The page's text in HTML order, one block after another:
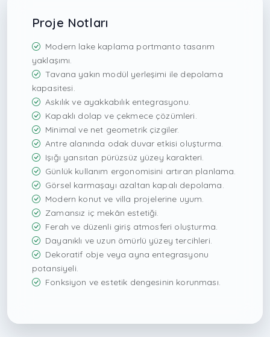
Proje Notları
Modern lake kaplama portmanto tasarım
yaklaşımı.
Tavana yakın modül yerleşimi ile depolama
kapasitesi.
Askılık ve ayakkabılık entegrasyonu.
Kapaklı dolap ve çekmece çözümleri.
Minimal ve net geometrik çizgiler.
Antre alanında odak duvar etkisi oluşturma.
Işığı yansıtan pürüzsüz yüzey karakteri.
Günlük kullanım ergonomisini artıran planlama.
Görsel karmaşayı azaltan kapalı depolama.
Modern konut ve villa projelerine uyum.
Zamansız iç mekân estetiği.
Ferah ve düzenli giriş atmosferi oluşturma.
Dayanıklı ve uzun ömürlü yüzey tercihleri.
Dekoratif obje veya ayna entegrasyonu
potansiyeli.
Fonksiyon ve estetik dengesinin korunması.